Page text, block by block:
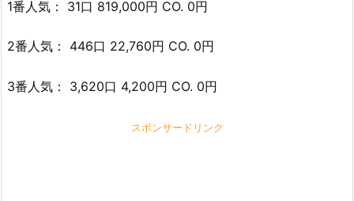
1番人気： 31口 819,000円 CO. 0円
2番人気： 446口 22,760円 CO. 0円
3番人気： 3,620口 4,200円 CO. 0円
スポンサードリンク